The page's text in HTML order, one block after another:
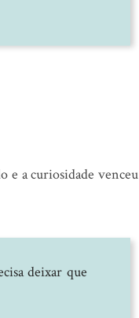
e a curiosidade venceu
deixar que